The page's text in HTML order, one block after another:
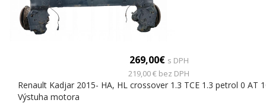
269,00€ s DPH
219,00 € bez DPH
Renault Kadjar 2015- HA, HL crossover 1.3 TCE 1.3 petrol 0 AT
Výstuha motora